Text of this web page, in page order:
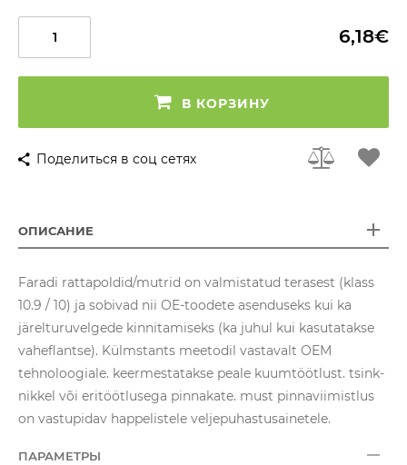
6,18€
В КОРЗИНУ
Поделиться в соц сетях
ОПИСАНИЕ
Faradi rattapoldid/mutrid on valmistatud terasest (klass
10.9 / 10) ja sobivad nii OE-toodete asenduseks kui ka
järelturuvelgede kinnitamiseks (ka juhul kui kasutatakse
vaheflantse). Külmstants meetodil vastavalt OEM
tehnoloogiale. keermestatakse peale kuumtöötlust. tsink-
nikkel või eritöötlusega pinnakate. must pinnaviimistlus
on vastupidav happelistele veljepuhastusainetele.
ПАРАМЕТРЫ